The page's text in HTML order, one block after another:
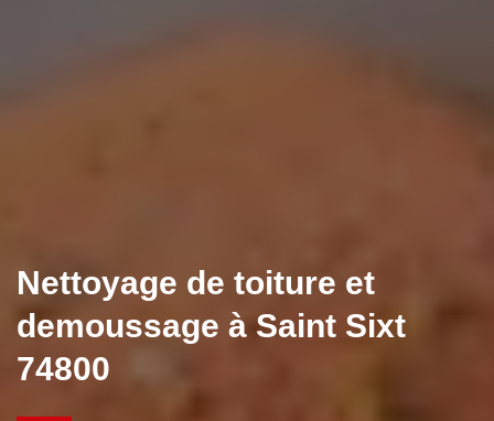
Nettoyage de toiture et
demoussage à Saint Sixt
74800